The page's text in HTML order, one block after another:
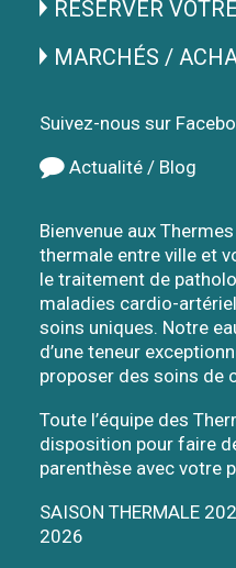
RÉSERVER
MARCHÉS /
Suivez-nous sur
Actualité / Blog
Bienvenue aux
thermale entre ville et
le traitement de
maladies cardio-
soins uniques. Notre
d’une teneur
proposer des soins de
Toute l’équipe des
disposition pour faire
parenthèse avec votre
SAISON THERMALE
2026